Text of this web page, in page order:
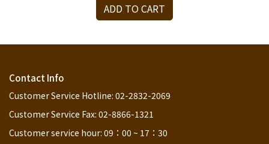
ADD TO CART
Contact Info
Customer Service Hotline: 02-2832-2069
Customer Service Fax: 02-8866-1321
Customer service hour: 09：00 ~ 17：30